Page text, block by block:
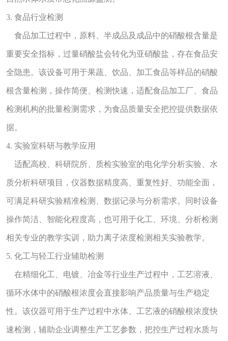
3. 食品行业检测
食品加工过程中，原料、半成品及成品中的硝酸根含量是
重要安全指标，过量硝酸盐会转化为亚硝酸盐，存在食品安
全隐患。该设备可用于果蔬、饮品、加工食品等样品的硝酸
根含量检测，操作简便、检测快速，适配食品加工厂、食品
检测机构的批量检测需求，为食品质量安全把控提供数据依
据。
4. 实验室科研与教学应用
适配高校、科研院所、质检实验室的电化学分析实验、水
质分析科研项目，仪器数据精度高、重复性好、功能全面，
可满足科研实验精准检测、数据记录与分析需求。同时设备
操作简洁、智能化程度高，也可用于化工、环境、分析检测
相关专业的教学实训，助力离子浓度检测相关实验教学。
5. 化工与轻工行业辅助检测
在精细化工、电镀、冶金等行业生产过程中，工艺溶液、
循环水体中的硝酸根浓度会直接影响产品质量与生产稳定
性。该仪器可用于生产过程中水体、工艺液的硝酸根浓度快
速检测，辅助企业调整生产工艺参数，把控生产过程水质与